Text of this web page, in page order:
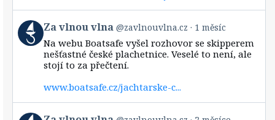
View
post
by
Za vlnou vlna @zavlnouvlna.cz 1 měsíc
Na webu Boatsafe vyšel rozhovor se skipperem
nešťastné české plachetnice. Veselé to není, ale
stojí to za přečtení.
www.boatsafe.cz/jachtarske-c...
View